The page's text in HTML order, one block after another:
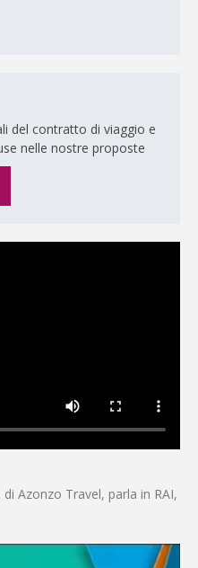
del contratto di viaggio e
nelle nostre proposte
di Azonzo Travel, parla in RAI,